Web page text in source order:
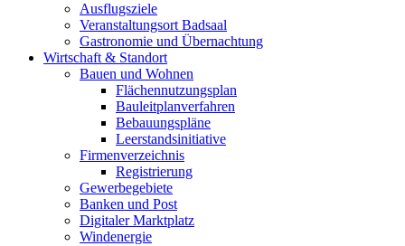
Ausflugsziele
Veranstaltungsort Badsaal
Gastronomie und Übernachtung
Wirtschaft & Standort
Bauen und Wohnen
Flächennutzungsplan
Bauleitplanverfahren
Bebauungspläne
Leerstandsinitiative
Firmenverzeichnis
Registrierung
Gewerbegebiete
Banken und Post
Digitaler Marktplatz
Windenergie